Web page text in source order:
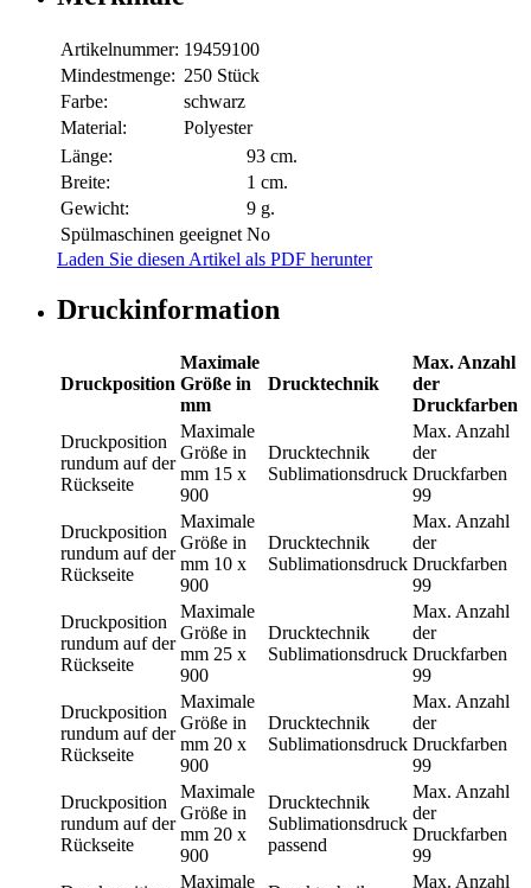
Artikelnummer: 19459100
Mindestmenge: 250 Stück
Farbe:
schwarz
Material:
Polyester
Länge:
93 cm.
Breite:
1 cm.
Gewicht:
9 g.
Spülmaschinen geeignet No
Laden Sie diesen Artikel als PDF herunter
Druckinformation
Druckposition
Maximale
Größe in
mm
Drucktechnik
Max. Anzahl
der
Druckfarben
Druckposition
rundum auf der
Rückseite
Maximale
Größe in
mm 15 x
900
Drucktechnik
Sublimationsdruck
Max. Anzahl
der
Druckfarben
99
Druckposition
rundum auf der
Rückseite
Maximale
Größe in
mm 10 x
900
Drucktechnik
Sublimationsdruck
Max. Anzahl
der
Druckfarben
99
Druckposition
rundum auf der
Rückseite
Maximale
Größe in
mm 25 x
900
Drucktechnik
Sublimationsdruck
Max. Anzahl
der
Druckfarben
99
Druckposition
rundum auf der
Rückseite
Maximale
Größe in
mm 20 x
900
Drucktechnik
Sublimationsdruck
Max. Anzahl
der
Druckfarben
99
Druckposition
rundum auf der
Rückseite
Maximale
Größe in
mm 20 x
900
Drucktechnik
Sublimationsdruck
passend
Max. Anzahl
der
Druckfarben
99
Maximale
Max. Anzahl